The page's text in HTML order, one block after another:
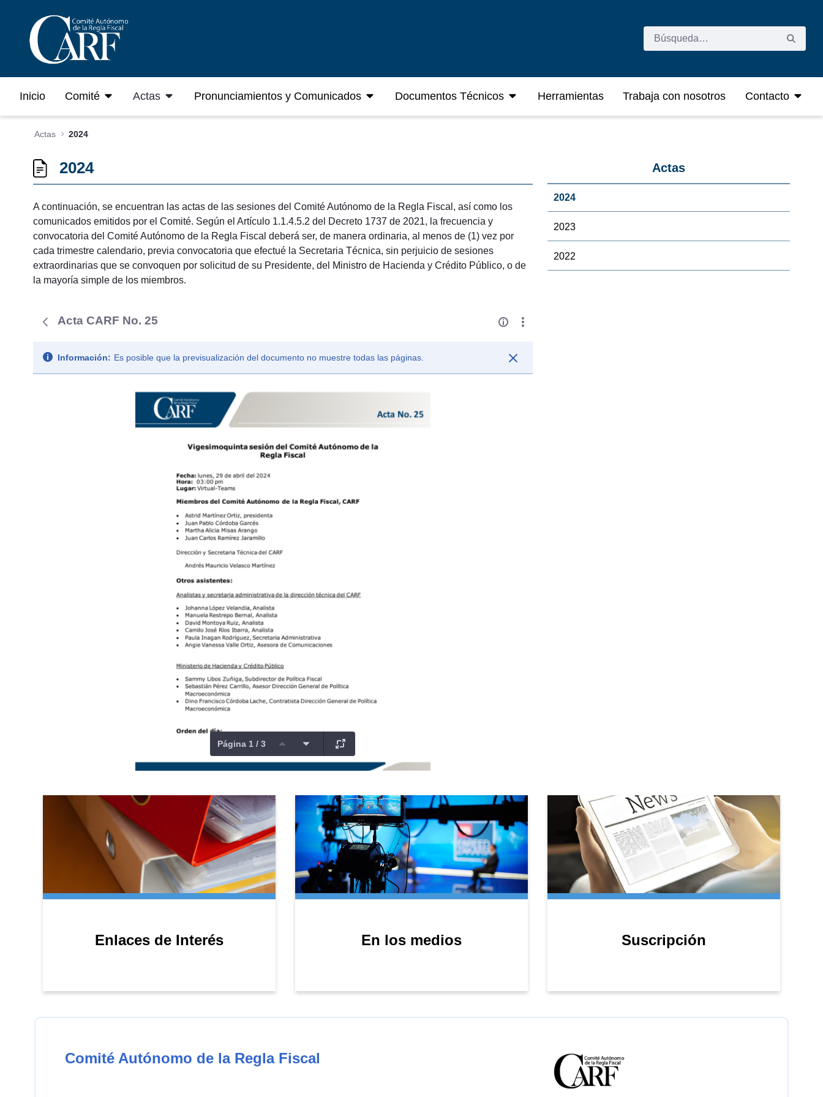
Inicio Comité Actas Pronunciamientos y Comunicados Documentos Técnicos Herramientas Trabaja con nosotros Contacto
Actas 2024
2024
A continuación, se encuentran las actas de las sesiones del Comité Autónomo de la Regla Fiscal, así como los
comunicados emitidos por el Comité. Según el Artículo 1.1.4.5.2 del Decreto 1737 de 2021, la frecuencia y
convocatoria del Comité Autónomo de la Regla Fiscal deberá ser, de manera ordinaria, al menos de (1) vez por
cada trimestre calendario, previa convocatoria que efectué la Secretaria Técnica, sin perjuicio de sesiones
extraordinarias que se convoquen por solicitud de su Presidente, del Ministro de Hacienda y Crédito Público, o de
la mayoría simple de los miembros.
Acta CARF No. 25
Información: Es posible que la previsualización del documento no muestre todas las páginas.
Página 1 / 3
Actas
2024
2023
2022
Enlaces de Interés En los medios Suscripción
Comité Autónomo de la Regla Fiscal